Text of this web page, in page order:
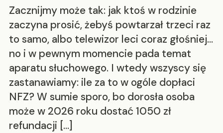
Zacznijmy może tak: jak ktoś w rodzinie
zaczyna prosić, żebyś powtarzał trzeci raz
to samo, albo telewizor leci coraz głośniej…
no i w pewnym momencie pada temat
aparatu słuchowego. I wtedy wszyscy się
zastanawiamy: ile za to w ogóle dopłaci
NFZ? W sumie sporo, bo dorosła osoba
może w 2026 roku dostać 1050 zł
refundacji […]